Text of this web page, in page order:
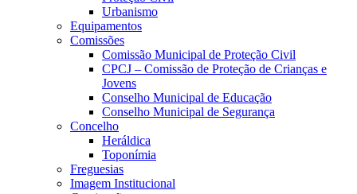
Urbanismo
Equipamentos
Comissões
Comissão Municipal de Proteção Civil
CPCJ – Comissão de Proteção de Crianças e
Jovens
Conselho Municipal de Educação
Conselho Municipal de Segurança
Concelho
Heráldica
Toponímia
Freguesias
Imagem Institucional